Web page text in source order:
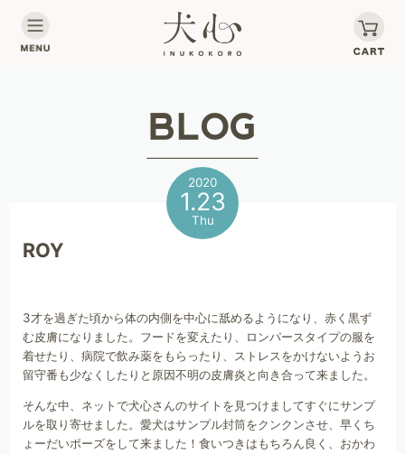
2020
1.23
Thu
ROY
3才を過ぎた頃から体の内側を中心に舐めるようになり、赤く黒ず
む皮膚になりました。フードを変えたり、ロンパースタイプの服を
着せたり、病院で飲み薬をもらったり、ストレスをかけないようお
留守番も少なくしたりと原因不明の皮膚炎と向き合って来ました。
そんな中、ネットで犬心さんのサイトを見つけましてすぐにサンプ
ルを取り寄せました。愛犬はサンプル封筒をクンクンさせ、早くち
ょーだいポーズをして来ました！食いつきはもちろん良く、おかわ